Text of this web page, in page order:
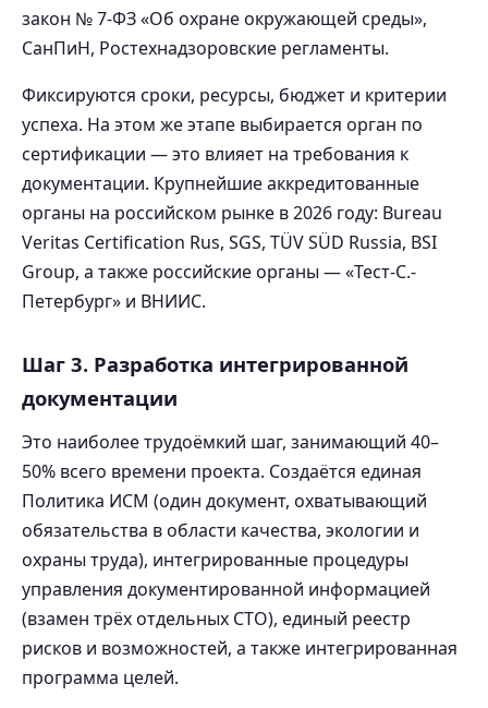
закон № 7-ФЗ «Об охране окружающей среды»,
СанПиН, Ростехнадзоровские регламенты.
Фиксируются сроки, ресурсы, бюджет и критерии
успеха. На этом же этапе выбирается орган по
сертификации — это влияет на требования к
документации. Крупнейшие аккредитованные
органы на российском рынке в 2026 году: Bureau
Veritas Certification Rus, SGS, TÜV SÜD Russia, BSI
Group, а также российские органы — «Тест-С.-
Петербург» и ВНИИС.
Шаг 3. Разработка интегрированной
документации
Это наиболее трудоёмкий шаг, занимающий 40–
50% всего времени проекта. Создаётся единая
Политика ИСМ (один документ, охватывающий
обязательства в области качества, экологии и
охраны труда), интегрированные процедуры
управления документированной информацией
(взамен трёх отдельных СТО), единый реестр
рисков и возможностей, а также интегрированная
программа целей.